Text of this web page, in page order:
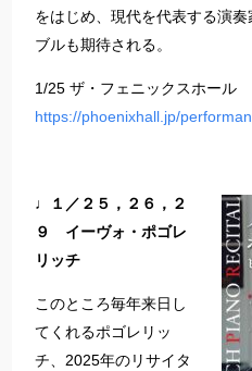
をはじめ、現代を代表する演
ブルも期待される。
1/25 ザ・フェニックスホール
https://phoenixhall.jp/
♩１／２５，２６，２
９ イーヴォ・ポゴレ
リッチ
このところ毎年来日し
てくれるポゴレリッ
チ、2025年のリサイタ